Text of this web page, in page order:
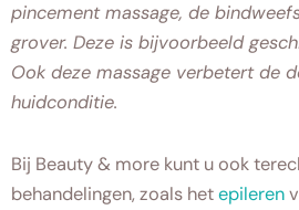
pincement massage, de
grover. Deze is bijvoorbeeld
Ook deze massage verbetert de
huidconditie.
Bij Beauty & more kunt u ook
behandelingen, zoals hetepileren